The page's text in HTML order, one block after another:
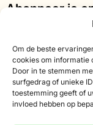
Om de beste
cookies om informatie
Door in te stemmen
surfgedrag of unieke
toestemming geeft of
invloed hebben op
Abonneer je
Schrijf je in voor
korting op je
E-
mailadres